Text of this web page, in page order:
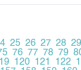
25 26 27 28 29
76 77 78 79
120 121 122